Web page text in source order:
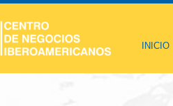
INICIO